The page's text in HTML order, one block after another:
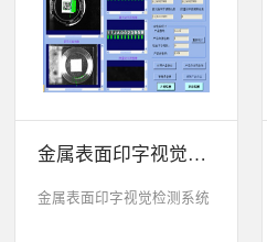
金属表面印字视觉检测系统
金属表面印字视觉检测系统